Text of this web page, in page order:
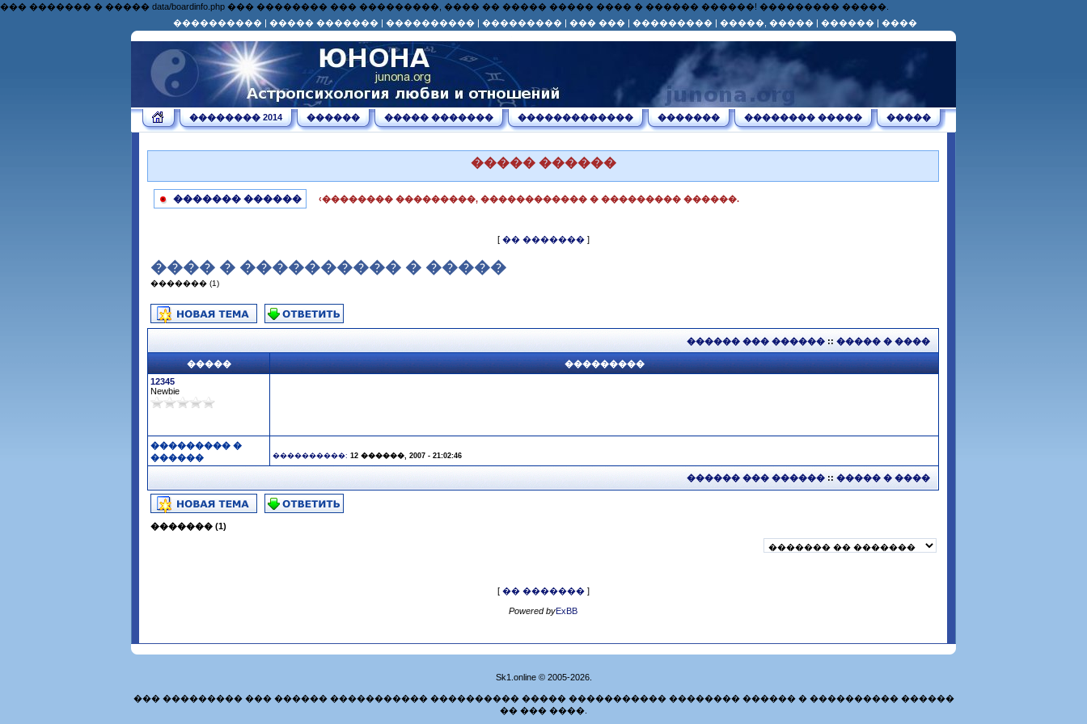
��� ������� � ����� data/boardinfo.php ��� �������� ��� ���������, ���� �� ����� ����� ���� � ������ ������! ��������� �����.
���������� | ����� ������� | ���������� | ��������� | ��� ��� | ��������� | �����, ����� | ������ | ����
�������� 2014 ������ ����� ������� ������������� ������� �������� ����� �����
����� ������
������� ������ ‹�������� ���������, ������������ � ��������� ������.
[ �� �������]
���� � ���������� � �����
������� (1)
������ ��� ������ :: ����� � ����
�����
���������
12345
Newbie
��������� �
������
����������: 12 ������, 2007 - 21:02:46
������ ��� ������ :: ����� � ����
������� (1)
[ �� �������]
Powered byExBB
Sk1.online © 2005-2026.
��� ��������� ��� ������ ����������� ���������� ����� ����������� �������� ������ � ���������� ������
�� ��� ����.